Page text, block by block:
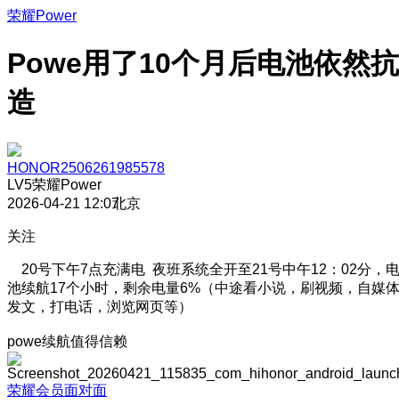
荣耀Power
Powe用了10个月后电池依然抗
造
HONOR2506261985578
LV5荣耀Power
2026-04-21 12:07北京
关注
20号下午7点充满电 夜班系统全开至21号中午12：02分，电
池续航17个小时，剩余电量6%（中途看小说，刷视频，自媒体
发文，打电话，浏览网页等）
powe续航值得信赖
荣耀会员面对面